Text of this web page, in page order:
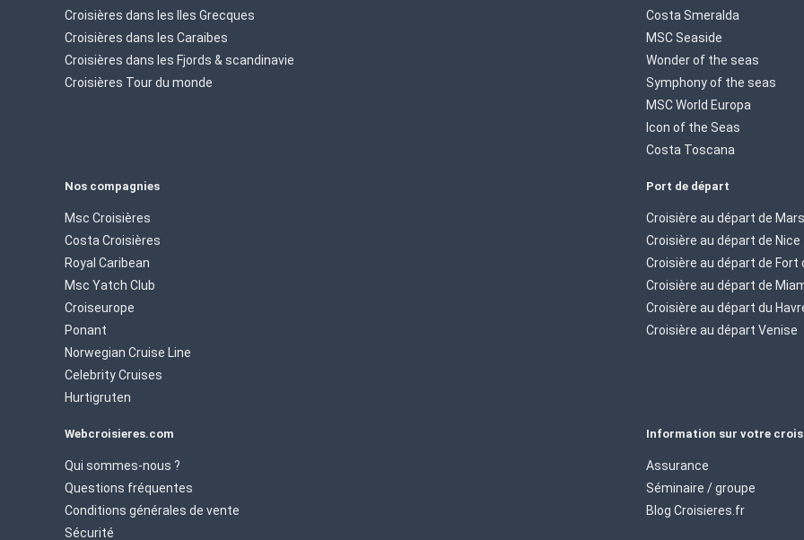
Croisières dans les Iles Grecques
Croisières dans les Caraibes
Croisières dans les Fjords & scandinavie
Croisières Tour du monde
Costa Smeralda
MSC Seaside
Wonder of the seas
Symphony of the seas
MSC World Europa
Icon of the Seas
Costa Toscana
Nos compagnies
Msc Croisières
Costa Croisières
Royal Caribean
Msc Yatch Club
Croiseurope
Ponant
Norwegian Cruise Line
Celebrity Cruises
Hurtigruten
Port de départ
Croisière au départ de
Croisière au départ de Nice
Croisière au départ de Fort
Croisière au départ de
Croisière au départ du
Croisière au départ Venise
Webcroisieres.com
Qui sommes-nous ?
Questions fréquentes
Conditions générales de vente
Sécurité
Information sur votre
Assurance
Séminaire / groupe
Blog Croisieres.fr